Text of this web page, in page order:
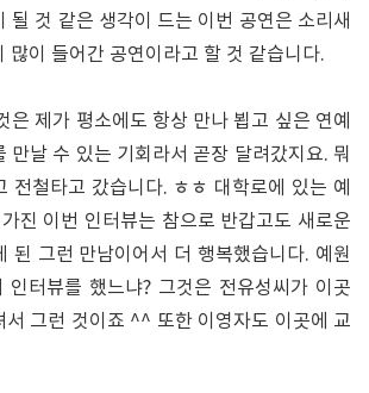
될 것 같은 생각이 드는 이번 공연은 소리새
많이 들어간 공연이라고 할 것 같습니다.
은 제가 평소에도 항상 만나 뵙고 싶은 연예
만날 수 있는 기회라서 곧장 달려갔지요. 뭐
전철타고 갔습니다. ㅎㅎ 대학로에 있는 예
진 이번 인터뷰는 참으로 반갑고도 새로운
된 그런 만남이어서 더 행복했습니다. 예원
인터뷰를 했느냐? 그것은 전유성씨가 이곳
서 그런 것이죠 ^^ 또한 이영자도 이곳에 교